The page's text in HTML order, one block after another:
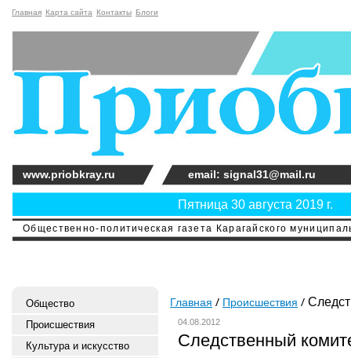
Главная Карта сайта Контакты Блоги
Общественно-политическая газета Карагайского
Пятница 30 августа 2019 г.
www.priobkray.ru email: signal31@mail.ru
Общество
Происшествия
Культура и искусство
Главная Происшествия
04.08.2012
Следственный